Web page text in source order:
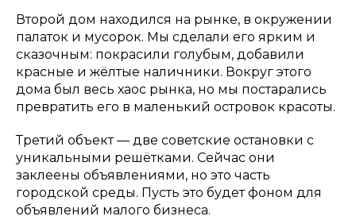
Второй дом находился на рынке, в окружении
палаток и мусорок. Мы сделали его ярким и
сказочным: покрасили голубым, добавили
красные и жёлтые наличники. Вокруг этого
дома был весь хаос рынка, но мы постарались
превратить его в маленький островок красоты.
Третий объект — две советские остановки с
уникальными решётками. Сейчас они
заклеены объявлениями, но это часть
городской среды. Пусть это будет фоном для
объявлений малого бизнеса.